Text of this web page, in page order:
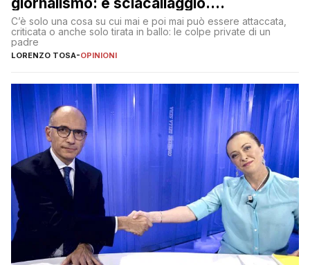
Dimostriamo di essere diversi
C’è solo una cosa su cui mai e poi mai può essere attaccata,
criticata o anche solo tirata in ballo: le colpe private di un
padre
LORENZO TOSA-OPINIONI